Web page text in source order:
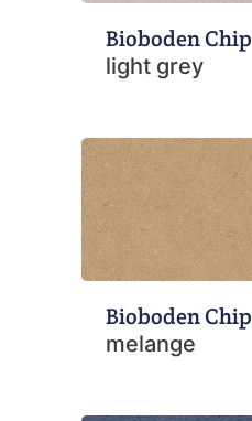
Bioboden Chip
light grey
Bioboden Chip
melange